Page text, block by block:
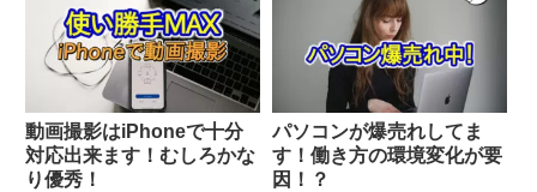
動画撮影はiPhoneで十分
対応出来ます！むしろかな
り優秀！
パソコンが爆売れしてま
す！働き方の環境変化が要
因！？